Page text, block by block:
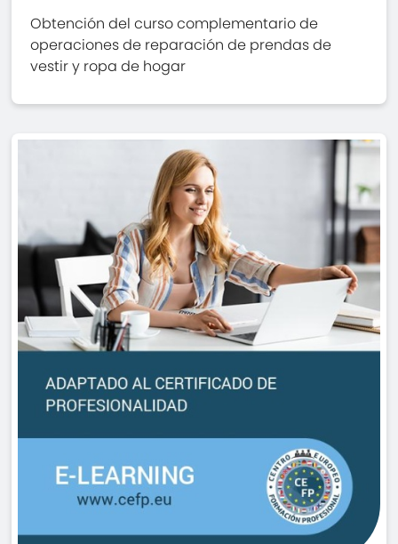
Obtención del curso complementario de
operaciones de reparación de prendas de
vestir y ropa de hogar